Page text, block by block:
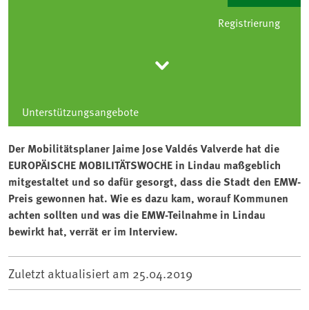
Unterstützungsangebote
Registrierung
Der Mobilitätsplaner Jaime Jose Valdés Valverde hat die
EUROPÄISCHE MOBILITÄTSWOCHE in Lindau maßgeblich
mitgestaltet und so dafür gesorgt, dass die Stadt den EMW-
Preis gewonnen hat. Wie es dazu kam, worauf Kommunen
achten sollten und was die EMW-Teilnahme in Lindau
bewirkt hat, verrät er im Interview.
Zuletzt aktualisiert am 25.04.2019